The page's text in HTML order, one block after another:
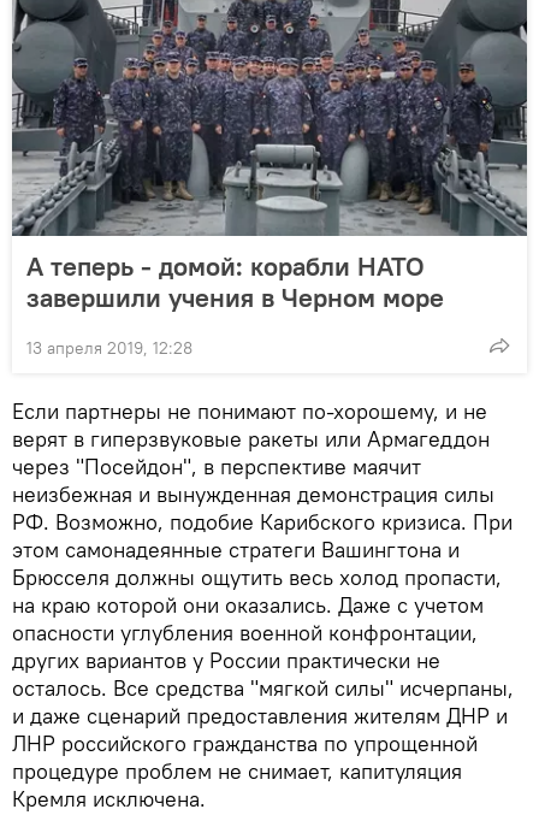
А теперь - домой: корабли НАТО
завершили учения в Черном море
13 апреля 2019, 12:28
Если партнеры не понимают по-хорошему, и не
верят в гиперзвуковые ракеты или Армагеддон
через "Посейдон", в перспективе маячит
неизбежная и вынужденная демонстрация силы
РФ. Возможно, подобие Карибского кризиса. При
этом самонадеянные стратеги Вашингтона и
Брюсселя должны ощутить весь холод пропасти,
на краю которой они оказались. Даже с учетом
опасности углубления военной конфронтации,
других вариантов у России практически не
осталось. Все средства "мягкой силы" исчерпаны,
и даже сценарий предоставления жителям ДНР и
ЛНР российского гражданства по упрощенной
процедуре проблем не снимает, капитуляция
Кремля исключена.